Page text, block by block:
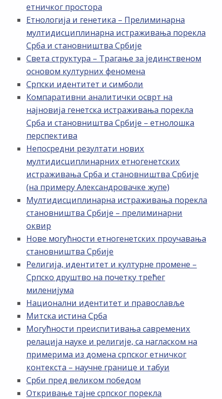
етничког простора
Етнологија и генетика – Прелиминарна
мултидисциплинарна истраживања порекла
Срба и становништва Србије
Света структура – Трагање за јединственом
основом културних феномена
Српски идентитет и симболи
Компаративни аналитички осврт на
најновија генетска истраживања порекла
Срба и становништва Србије – етнолошка
перспектива
Непосредни резултати нових
мултидисциплинарних етногенетских
истраживања Срба и становништва Србије
(на примеру Александровачке жупе)
Мултидисциплинарна истраживања порекла
становништва Србије – прелиминарни
оквир
Нове могућности етногенетских проучавања
становништва Србије
Религија, идентитет и културне промене –
Српско друштво на почетку трећег
миленијума
Национални идентитет и православље
Митска истина Срба
Могућности преиспитивања савремених
релација науке и религије, са нагласком на
примерима из домена српског етничког
контекста – научне границе и табуи
Срби пред великом победом
Откривање тајне српског порекла